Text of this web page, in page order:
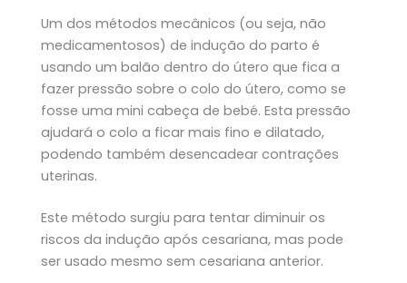
Um dos métodos mecânicos (ou seja, não
medicamentosos) de indução do parto é
usando um balão dentro do útero que fica a
fazer pressão sobre o colo do útero, como se
fosse uma mini cabeça de bebé. Esta pressão
ajudará o colo a ficar mais fino e dilatado,
podendo também desencadear contrações
uterinas.
Este método surgiu para tentar diminuir os
riscos da indução após cesariana, mas pode
ser usado mesmo sem cesariana anterior.